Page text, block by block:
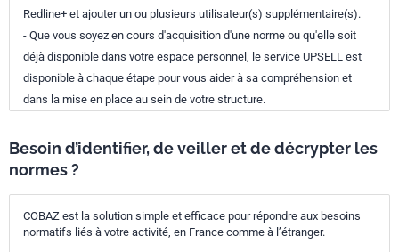
Redline+ et ajouter un ou plusieurs utilisateur(s) supplémentaire(s).
- Que vous soyez en cours d'acquisition d'une norme ou qu'elle soit
déjà disponible dans votre espace personnel, le service UPSELL est
disponible à chaque étape pour vous aider à sa compréhension et
dans la mise en place au sein de votre structure.
Besoin d’identifier, de veiller et de décrypter les
normes ?
COBAZ est la solution simple et efficace pour répondre aux besoins
normatifs liés à votre activité, en France comme à l’étranger.